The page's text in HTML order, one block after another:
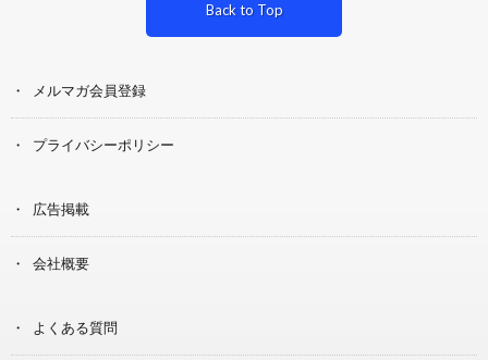
Back to Top
メルマガ会員登録
プライバシーポリシー
広告掲載
会社概要
よくある質問